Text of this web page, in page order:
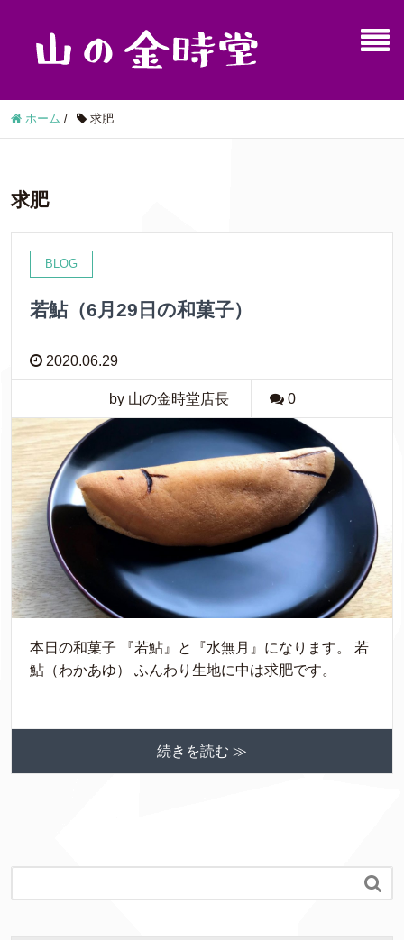
ホーム / 求肥
求肥
BLOG
若鮎（6月29日の和菓子）
2020.06.29
by 山の金時堂店長 0
本日の和菓子 『若鮎』と『水無月』になります。 若
鮎（わかあゆ） ふんわり生地に中は求肥です。
続きを読む ≫
